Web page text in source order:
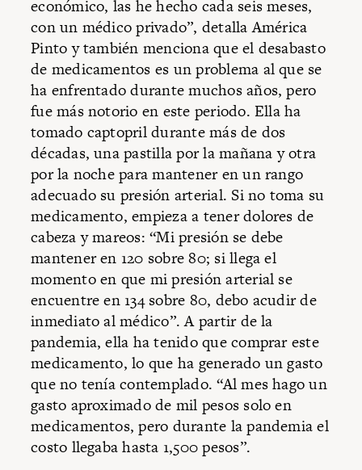
económico, las he hecho cada seis meses,
con un médico privado”, detalla América
Pinto y también menciona que el desabasto
de medicamentos es un problema al que se
ha enfrentado durante muchos años, pero
fue más notorio en este periodo. Ella ha
tomado captopril durante más de dos
décadas, una pastilla por la mañana y otra
por la noche para mantener en un rango
adecuado su presión arterial. Si no toma su
medicamento, empieza a tener dolores de
cabeza y mareos: “Mi presión se debe
mantener en 120 sobre 80; si llega el
momento en que mi presión arterial se
encuentre en 134 sobre 80, debo acudir de
inmediato al médico”. A partir de la
pandemia, ella ha tenido que comprar este
medicamento, lo que ha generado un gasto
que no tenía contemplado. “Al mes hago un
gasto aproximado de mil pesos solo en
medicamentos, pero durante la pandemia el
costo llegaba hasta 1,500 pesos”.